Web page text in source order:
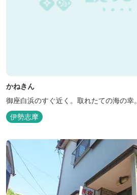
かねきん
御座白浜のすぐ近く。取れたての海の幸。
伊勢志摩